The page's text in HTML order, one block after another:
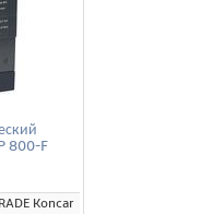
800-F
RADE Koncar